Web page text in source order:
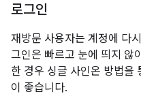
로그인
재방문 사용자는 계정에 다
그인은 빠르고 눈에 띄지 않
한 경우 싱글 사인온 방법을
이 좋습니다.